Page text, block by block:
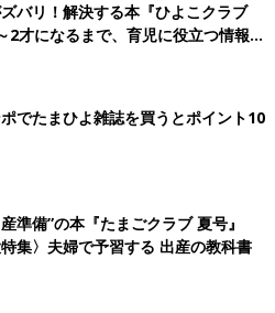
バリ！解決する本『ひよこクラブ
才になるまで、育児に役立つ情報が
でたまひよ雑誌を買うとポイント10
準備”の本『たまごクラブ 夏号』
特集〉夫婦で予習する 出産の教科書